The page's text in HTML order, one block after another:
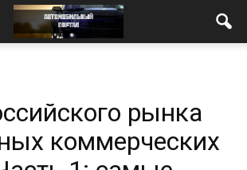
рынка
коммерческих